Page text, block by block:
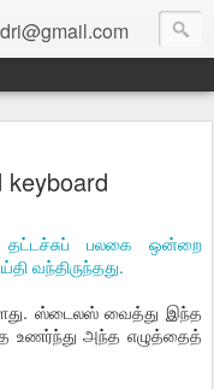
keyboard
தட்டச்சுப் பலகை ஒன்றை
வந்திருந்தது.
ஸ்டைலஸ் வைத்து இந்த
உணர்ந்து அந்த எழுத்தைத்